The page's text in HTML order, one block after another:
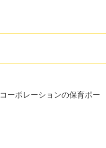
ーポレーションの保育ポー